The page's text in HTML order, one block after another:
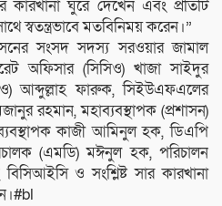
ঘুরে দেখেন এবং প্রতিটি
স্বতন্ত্রভাবে মতবিনিময় করেন।”
সংসদ সদস্য সরওয়ার জামাল
অফিসার (সিসিও) খাজা সাইদুর
আব্দুল্লাহ ফারুক, সিইউএফএলের
রহমান, মহাব্যবস্থাপক (প্রশাসন)
কাজী আমিনুল হক, ডিএপি
(এমডি) মঈনুল হক, পরিচালন
ও সংশ্লিষ্ট সার কারখানা